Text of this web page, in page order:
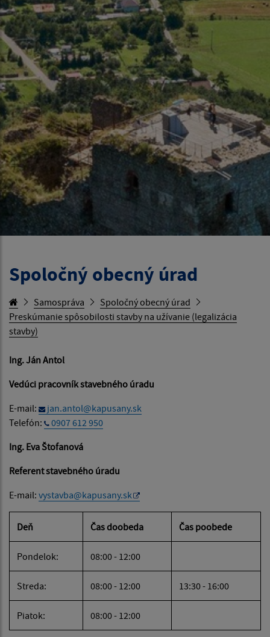
Spoločný obecný úrad
Samospráva
Spoločný obecný úrad
Preskúmanie spôsobilosti stavby na užívanie (legalizácia
stavby)
Ing. Ján Antol
Vedúci pracovník stavebného úradu
E-mail:
jan.antol@kapusany.sk
Telefón:
0907 612 950
Ing. Eva Štofanová
Referent stavebného úradu
E-mail: vystavba@kapusany.sk
Deň Čas doobeda Čas poobede
Pondelok: 08:00 - 12:00
Streda: 08:00 - 12:00 13:30 - 16:00
Piatok: 08:00 - 12:00